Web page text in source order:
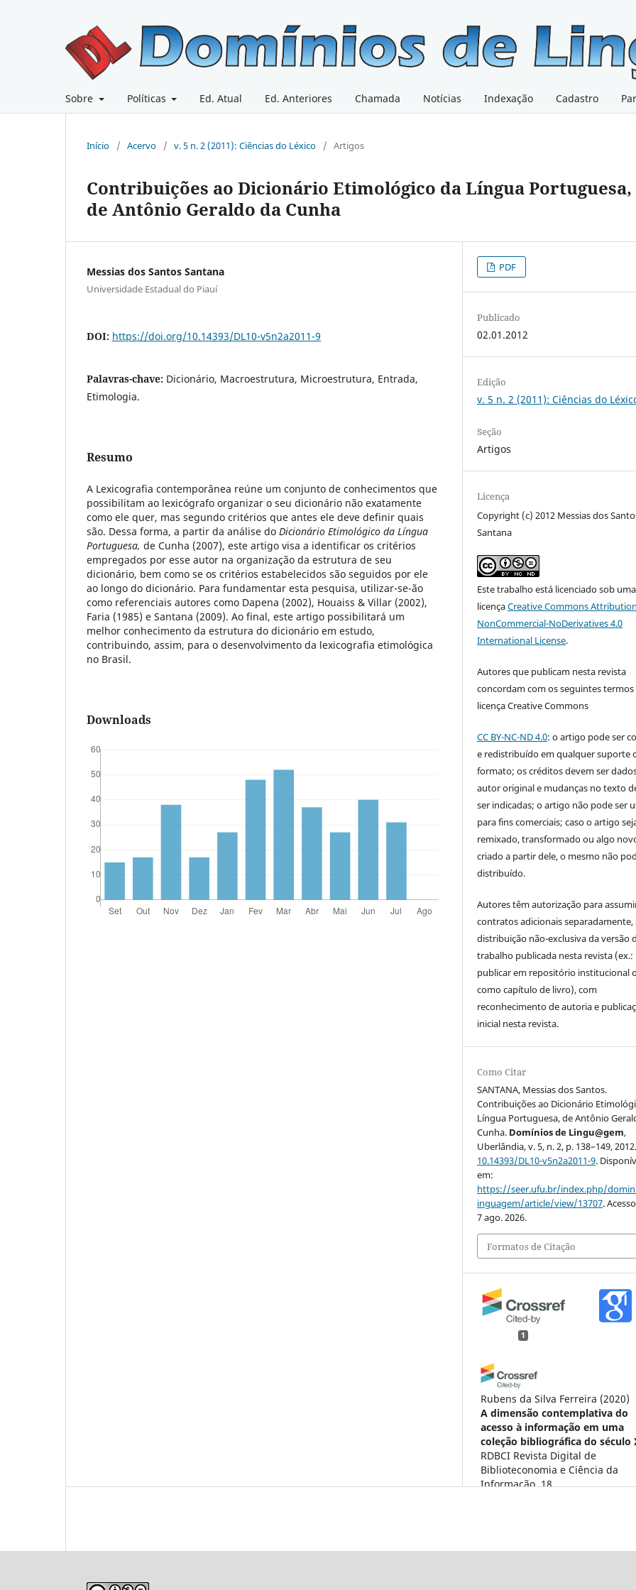
Sobre Políticas Ed. Atual Ed. Anteriores Chamada Notícias Indexação Cadastro
Início / Acervo / v. 5 n. 2 (2011): Ciências do Léxico / Artigos
Contribuições ao Dicionário Etimológico da Língua Portuguesa,
de Antônio Geraldo da Cunha
Messias dos Santos Santana
Universidade Estadual do Piauí
DOI: https://doi.org/10.14393/DL10-v5n2a2011-9
Palavras-chave: Dicionário, Macroestrutura, Microestrutura, Entrada,
Etimologia.
Resumo
A Lexicografia contemporânea reúne um conjunto de conhecimentos que
possibilitam ao lexicógrafo organizar o seu dicionário não exatamente
como ele quer, mas segundo critérios que antes ele deve definir quais
são. Dessa forma, a partir da análise do Dicionário Etimológico da Língua
Portuguesa, de Cunha (2007), este artigo visa a identificar os critérios
empregados por esse autor na organização da estrutura de seu
dicionário, bem como se os critérios estabelecidos são seguidos por ele
ao longo do dicionário. Para fundamentar esta pesquisa, utilizar-se-ão
como referenciais autores como Dapena (2002), Houaiss & Villar (2002),
Faria (1985) e Santana (2009). Ao final, este artigo possibilitará um
melhor conhecimento da estrutura do dicionário em estudo,
contribuindo, assim, para o desenvolvimento da lexicografia etimológica
no Brasil.
Downloads
PDF
Publicado
02.01.2012
Edição
v. 5 n. 2 (2011): Ciências do
Seção
Artigos
Licença
Copyright (c) 2012 Messias dos
Santana
Este trabalho está licenciado sob uma
licençaCreative Commons
NonCommercial-NoDerivatives 4.0
International License.
Autores que publicam nesta revista
concordam com os seguintes termos
licença Creative Commons
CC BY-NC-ND 4.0: o artigo pode ser
e redistribuído em qualquer suporte
formato; os créditos devem ser
autor original e mudanças no texto
ser indicadas; o artigo não pode ser
para fins comerciais; caso o artigo
remixado, transformado ou algo
criado a partir dele, o mesmo não
distribuído.
Autores têm autorização para
contratos adicionais separadamente,
distribuição não-exclusiva da versão
trabalho publicada nesta revista (ex.:
publicar em repositório institucional
como capítulo de livro), com
reconhecimento de autoria e
inicial nesta revista.
Como Citar
SANTANA, Messias dos Santos.
Contribuições ao Dicionário
Língua Portuguesa, de Antônio
Cunha. Domínios de Lingu@gem,
Uberlândia, v. 5, n. 2, p. 138–149,
10.14393/DL10-v5n2a2011-9.
em:
https://seer.ufu.br/index.php/
inguagem/article/view/13707.
7 ago. 2026.
Formatos de Citação
1
Rubens da Silva Ferreira (2020)
A dimensão contemplativa do
acesso à informação em uma
coleção bibliográfica do século
RDBCI Revista Digital de
Biblioteconomia e Ciência da
Informação, 18.